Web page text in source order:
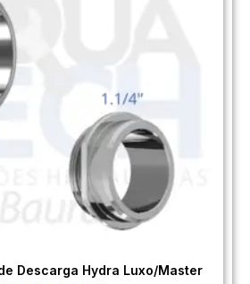
Descarga Hydra Luxo/Master